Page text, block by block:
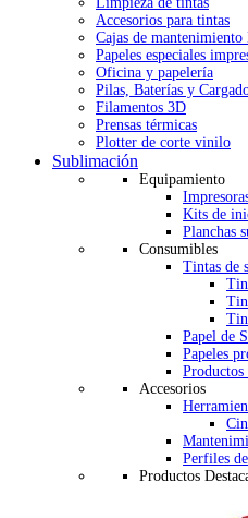
Accesorios para tintas
Cajas de mantenimiento
Papeles especiales
Oficina y papelería
Pilas, Baterías y
Filamentos 3D
Prensas térmicas
Plotter de corte vinilo
Sublimación
Equipamiento
Kits de
Planchas
Consumibles
Tintas de
Papel de
Papeles
Accesorios
Perfiles
Productos